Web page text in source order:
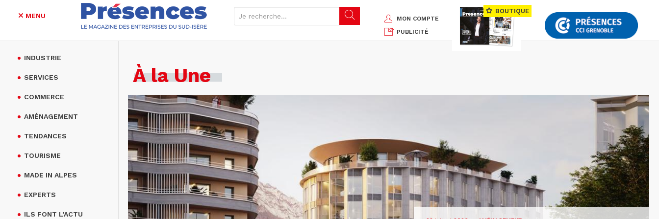
MENU
MON COMPTE
PUBLICITÉ
BOUTIQUE
INDUSTRIE
SERVICES
COMMERCE
AMÉNAGEMENT
TENDANCES
TOURISME
MADE IN ALPES
EXPERTS
ILS FONT L'ACTU
À la Une